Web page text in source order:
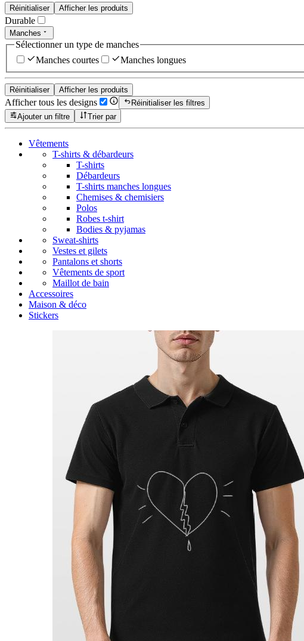
Réinitialiser Afficher les produits
Durable
Manches
Sélectionner un type de manches
Manches courtes
Manches longues
Réinitialiser Afficher les produits
Afficher tous les designs
Réinitialiser les filtres
Ajouter un filtre
Trier par
Vêtements
T-shirts & débardeurs
T-shirts
Débardeurs
T-shirts manches longues
Chemises & chemisiers
Polos
Robes t-shirt
Bodies & pyjamas
Sweat-shirts
Vestes et gilets
Pantalons et shorts
Vêtements de sport
Maillot de bain
Accessoires
Maison & déco
Stickers